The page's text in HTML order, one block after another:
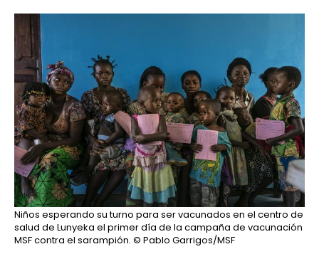
Niños esperando su turno para ser vacunados en el centro de
salud de Lunyeka el primer día de la campaña de vacunación
MSF contra el sarampión. © Pablo Garrigos/MSF